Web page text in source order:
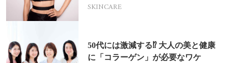
SKINCARE
50代には激減する⁉ 大人の美と健康
に「コラーゲン」が必要なワケ